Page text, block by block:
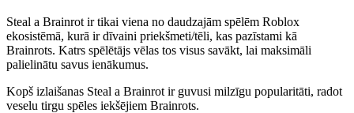
Steal a Brainrot ir tikai viena no daudzajām spēlēm Roblox
ekosistēmā, kurā ir dīvaini priekšmeti/tēli, kas pazīstami kā
Brainrots. Katrs spēlētājs vēlas tos visus savākt, lai maksimāli
palielinātu savus ienākumus.
Kopš izlaišanas Steal a Brainrot ir guvusi milzīgu popularitāti, radot
veselu tirgu spēles iekšējiem Brainrots.